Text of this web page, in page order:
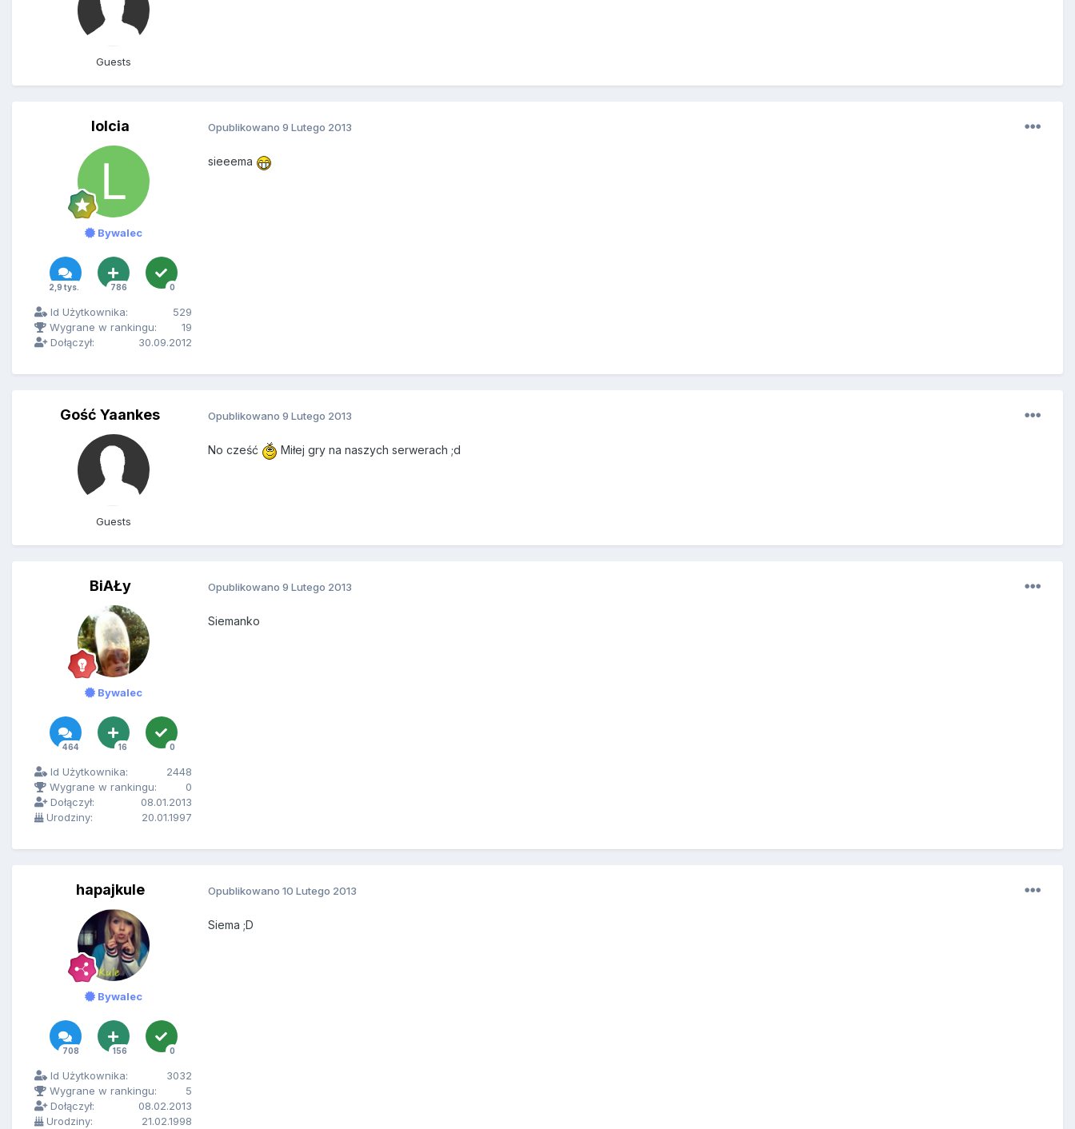
Guests
lolcia
Bywalec
2,9 tys. 786 0
Id Użytkownika:
529
Wygrane w rankingu:
19
Dołączył:
30.09.2012
Opublikowano 9 Lutego 2013
sieeema
Gość Yaankes
Guests
Opublikowano 9 Lutego 2013
No cześć Miłej gry na naszych serwerach ;d
BiAŁy
Bywalec
464 16 0
Id Użytkownika:
2448
Wygrane w rankingu:
0
Dołączył:
08.01.2013
Urodziny:
20.01.1997
Opublikowano 9 Lutego 2013
Siemanko
hapajkule
Bywalec
708 156 0
Id Użytkownika:
3032
Wygrane w rankingu:
5
Dołączył:
08.02.2013
Urodziny:
21.02.1998
Opublikowano 10 Lutego 2013
Siema ;D